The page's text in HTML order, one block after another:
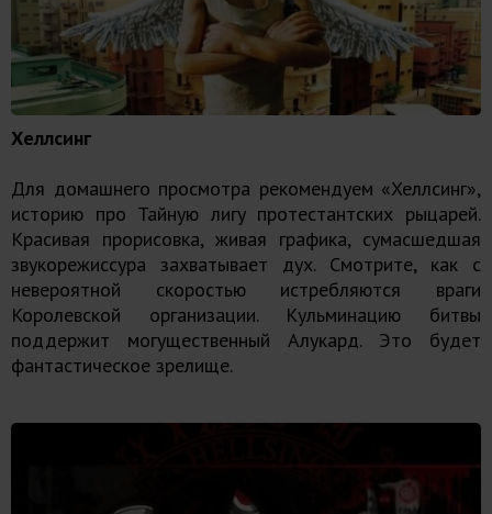
Хеллсинг
Для домашнего просмотра рекомендуем «Хеллсинг»,
историю про Тайную лигу протестантских рыцарей.
Красивая прорисовка, живая графика, сумасшедшая
звукорежиссура захватывает дух. Смотрите, как с
невероятной скоростью истребляются враги
Королевской организации. Кульминацию битвы
поддержит могущественный Алукард. Это будет
фантастическое зрелище.